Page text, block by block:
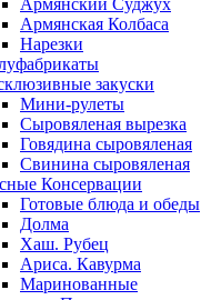
Армянский Суджух
Армянская Колбаса
Нарезки
закуски
Мини-рулеты
Сыровяленая вырезка
Говядина сыровяленая
Свинина сыровяленая
Консервации
Готовые блюда и обеды
Долма
Хаш. Рубец
Ариса. Кавурма
Маринованные